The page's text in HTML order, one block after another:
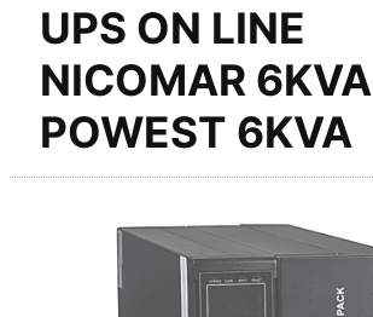
UPS ON LINE
NICOMAR 6KVA
POWEST 6KVA